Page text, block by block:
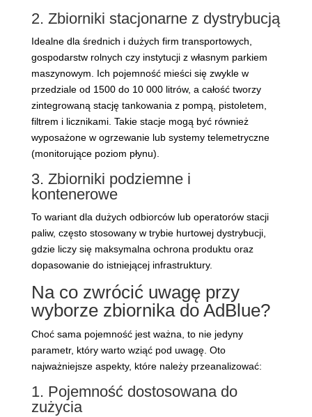
2. Zbiorniki stacjonarne z dystrybucją
Idealne dla średnich i dużych firm transportowych,
gospodarstw rolnych czy instytucji z własnym parkiem
maszynowym. Ich pojemność mieści się zwykle w
przedziale od 1500 do 10 000 litrów, a całość tworzy
zintegrowaną stację tankowania z pompą, pistoletem,
filtrem i licznikami. Takie stacje mogą być również
wyposażone w ogrzewanie lub systemy telemetryczne
(monitorujące poziom płynu).
3. Zbiorniki podziemne i
kontenerowe
To wariant dla dużych odbiorców lub operatorów stacji
paliw, często stosowany w trybie hurtowej dystrybucji,
gdzie liczy się maksymalna ochrona produktu oraz
dopasowanie do istniejącej infrastruktury.
Na co zwrócić uwagę przy
wyborze zbiornika do AdBlue?
Choć sama pojemność jest ważna, to nie jedyny
parametr, który warto wziąć pod uwagę. Oto
najważniejsze aspekty, które należy przeanalizować:
1. Pojemność dostosowana do
zużycia